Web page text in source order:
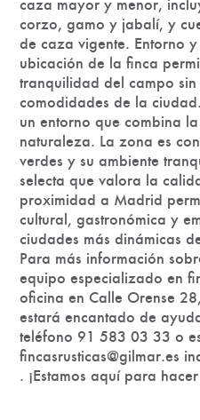
caza mayor y menor,
corzo, gamo y jabalí, y
de caza vigente. Entorno
ubicación de la finca
tranquilidad del campo
comodidades de la
un entorno que combina
naturaleza. La zona es
verdes y su ambiente
selecta que valora la
proximidad a Madrid
cultural, gastronómica y
ciudades más dinámicas
Para más información
equipo especializado en
oficina en Calle Orense
estará encantado de
teléfono 91 583 03 33 o
fincasrusticas@gilmar.es
. ¡Estamos aquí para